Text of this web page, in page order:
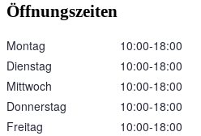
Öffnungszeiten
Montag
10:00‑18:00
Dienstag
10:00‑18:00
Mittwoch
10:00‑18:00
Donnerstag
10:00‑18:00
Freitag
10:00‑18:00